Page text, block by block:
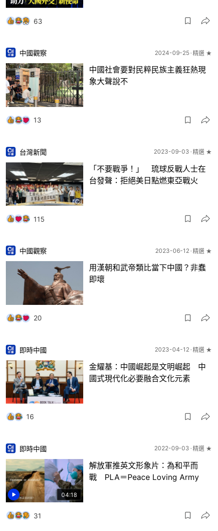
63
中國觀察 2024-09-25 精選 ★
中國社會要對民粹民族主義狂熱現
象大聲說不
13
台灣新聞 2023-09-03 精選 ★
「不要戰爭！」 琉球反戰人士在
台發聲：拒絕美日點燃東亞戰火
115
中國觀察 2023-06-12 精選 ★
用漢朝和武帝類比當下中國？非蠢
即壞
20
即時中國 2023-04-12 精選 ★
金耀基：中國崛起是文明崛起 中
國式現代化必要融合文化元素
16
04:18
即時中國 2022-09-03 精選 ★
解放軍推英文形象片：為和平而
戰 PLA＝Peace Loving Army
31